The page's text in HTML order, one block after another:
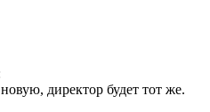
директор будет тот же.